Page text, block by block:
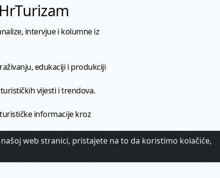
intervjue i kolumne iz
edukaciji i produkciji
vijesti i trendova.
informacije kroz
web stranici, pristajete na to da koristimo kolačiće,